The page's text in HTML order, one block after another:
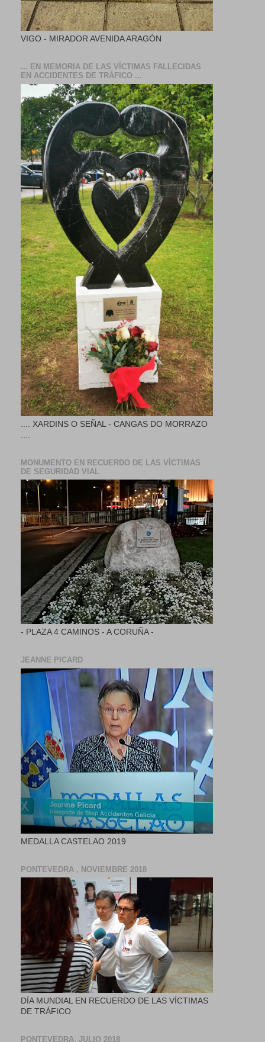
VIGO - MIRADOR AVENIDA ARAGÓN
... EN MEMORIA DE LAS VÍCTIMAS FALLECIDAS
EN ACCIDENTES DE TRÁFICO ...
.... XARDINS O SEÑAL - CANGAS DO MORRAZO
MONUMENTO EN RECUERDO DE LAS VÍCTIMAS
DE SEGURIDAD VIAL
- PLAZA 4 CAMINOS - A CORUÑA -
JEANNE PICARD
MEDALLA CASTELAO 2019
PONTEVEDRA , NOVIEMBRE 2018
DÍA MUNDIAL EN RECUERDO DE LAS VÍCTIMAS
DE TRÁFICO
PONTEVEDRA, JULIO 2018